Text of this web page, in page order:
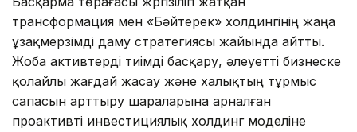
трансформация мен «Бәйтерек» холдингінің жаңа
ұзақмерзімді даму стратегиясы жайында айтты.
Жоба активтерді тиімді басқару, әлеуетті бизнеске
қолайлы жағдай жасау және халықтың тұрмыс
сапасын арттыру шараларына арналған
проактивті инвестициялық холдинг моделіне